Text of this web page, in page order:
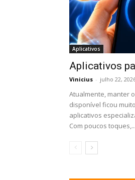
Aplicativos
Aplicativos
Vinicius - julho 22,
Atualmente, manter
disponível ficou
aplicativos
Com poucos toques,...